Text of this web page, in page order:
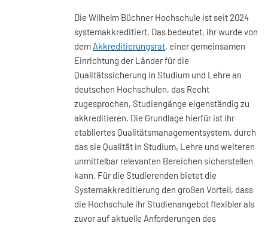
Die Wilhelm Büchner Hochschule ist seit 2024
systemakkreditiert. Das bedeutet, ihr wurde von
dem Akkreditierungsrat, einer gemeinsamen
Einrichtung der Länder für die
Qualitätssicherung in Studium und Lehre an
deutschen Hochschulen, das Recht
zugesprochen, Studiengänge eigenständig zu
akkreditieren. Die Grundlage hierfür ist ihr
etabliertes Qualitätsmanagementsystem, durch
das sie Qualität in Studium, Lehre und weiteren
unmittelbar relevanten Bereichen sicherstellen
kann. Für die Studierenden bietet die
Systemakkreditierung den großen Vorteil, dass
die Hochschule ihr Studienangebot flexibler als
zuvor auf aktuelle Anforderungen des